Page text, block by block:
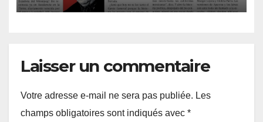
Laisser un commentaire
Votre adresse e-mail ne sera pas publiée. Les
champs obligatoires sont indiqués avec *